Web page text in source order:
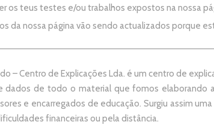
os teus testes e/ou trabalhos expostos na nossa
da nossa página vão sendo actualizados porque
– Centro de Explicações Lda. é um centro de
dados de todo o material que fomos elaborando
e encarregados de educação. Surgiu assim
financeiras ou pela distância.